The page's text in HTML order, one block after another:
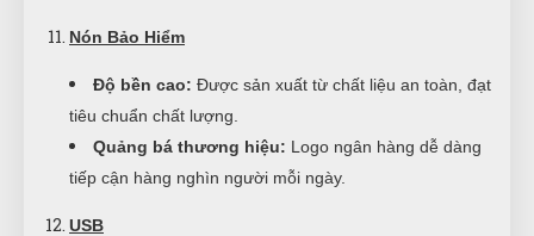
Nón Bảo Hiểm
Độ bền cao: Được sản xuất từ chất liệu an toàn, đạt
tiêu chuẩn chất lượng.
Quảng bá thương hiệu: Logo ngân hàng dễ dàng
tiếp cận hàng nghìn người mỗi ngày.
USB